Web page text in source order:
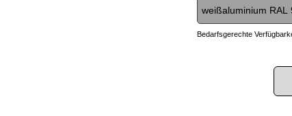
Bedarfsgerechte